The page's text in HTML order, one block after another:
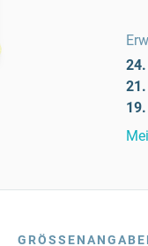
GRÖSSENANGABEN